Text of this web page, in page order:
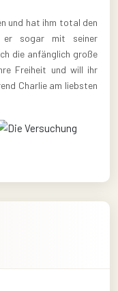
und hat ihm total den
sogar mit seiner
die anfänglich große
Freiheit und will ihr
Charlie am liebsten